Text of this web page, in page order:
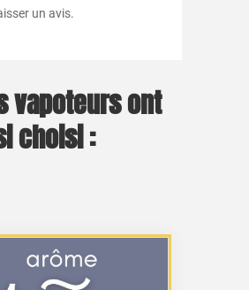
un avis.
vapoteurs ont
choisi :